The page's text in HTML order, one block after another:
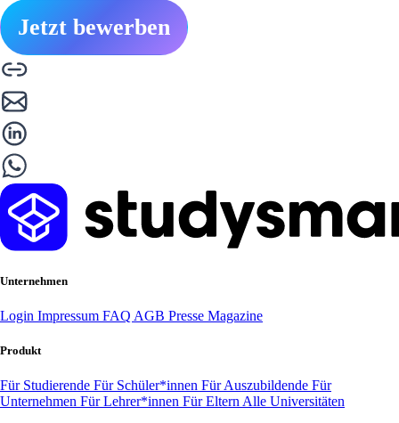
Jetzt bewerben
Unternehmen
Login Impressum FAQ AGB Presse Magazine
Produkt
Für Studierende Für Schüler*innen Für Auszubildende Für
Unternehmen Für Lehrer*innen Für Eltern Alle Universitäten